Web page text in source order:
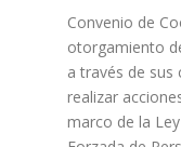
Convenio de
otorgamiento
a través de sus
realizar
marco de la